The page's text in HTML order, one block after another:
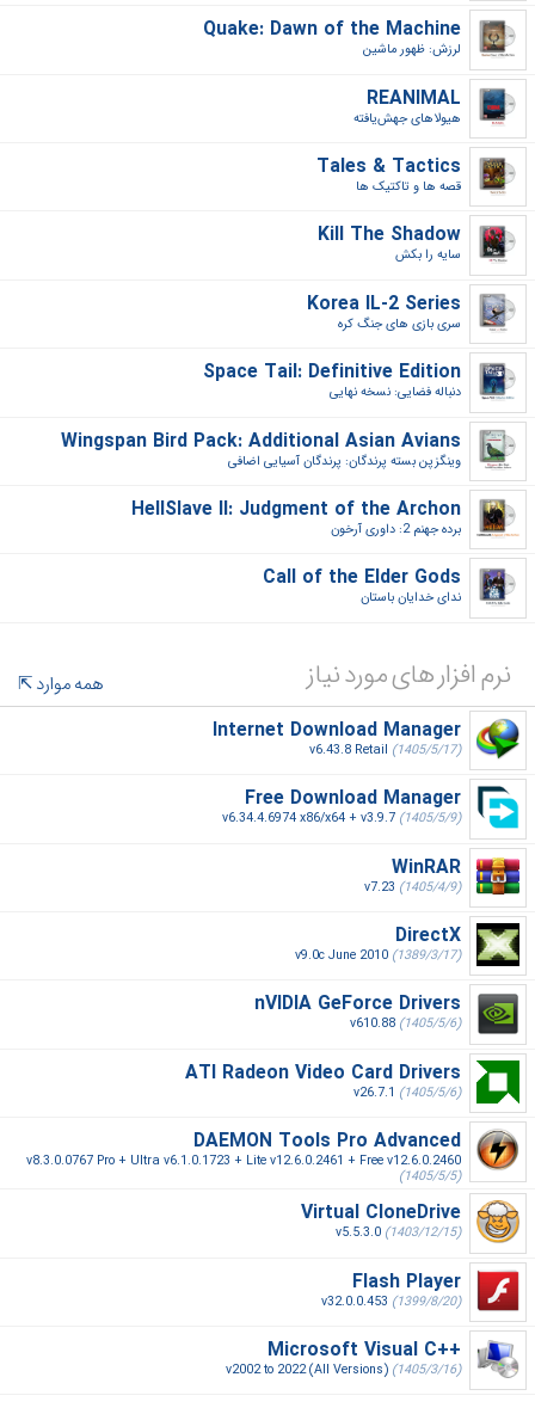
Quake: Dawn of the Machine
لرزش: ظهور ماشین‎
REANIMAL
هیولاهای جهش‌یافته‎
Tales & Tactics
قصه ها و تاکتیک ها‎
Kill The Shadow
سایه را بکش‎
Korea IL-2 Series
سری بازی های جنگ کره‎
Space Tail: Definitive Edition
دنباله فضایی: نسخه نهایی‎
Wingspan Bird Pack: Additional Asian Avians
وینگزپن بسته پرندگان: پرندگان آسیایی اضافی‎
HellSlave II: Judgment of the Archon
برده جهنم 2: داوری آرخون‎
Call of the Elder Gods
ندای خدایان باستان‎
نرم افزار های مورد نیاز
همه موارد
Internet Download Manager
v6.43.8 Retail (1405/5/17)
Free Download Manager
v6.34.4.6974 x86/x64 + v3.9.7 (1405/5/9)
WinRAR
v7.23 (1405/4/9)
DirectX
v9.0c June 2010 (1389/3/17)
nVIDIA GeForce Drivers
v610.88 (1405/5/6)
ATI Radeon Video Card Drivers
v26.7.1 (1405/5/6)
DAEMON Tools Pro Advanced
v8.3.0.0767 Pro + Ultra v6.1.0.1723 + Lite v12.6.0.2461 + Free v12.6.0.2460
(1405/5/5)
Virtual CloneDrive
v5.5.3.0 (1403/12/15)
Flash Player
v32.0.0.453 (1399/8/20)
Microsoft Visual C++‎
v2002 to 2022 (All Versions) (1405/3/16)